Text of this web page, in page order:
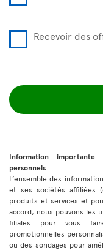
Recevoir des
Information
personnels
L’ensemble des
et ses sociétés affiliées
produits et services et
accord, nous pouvons les
filiales pour vous
promotionnelles
ou des sondages pour